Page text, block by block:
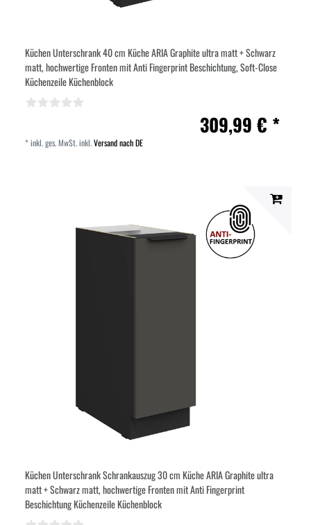
Küchen Unterschrank 40 cm Küche ARIA Graphite ultra matt + Schwarz
matt, hochwertige Fronten mit Anti Fingerprint Beschichtung, Soft-Close
Küchenzeile Küchenblock
309,99 € *
*inkl. ges. MwSt.inkl.Versand nach DE
Küchen Unterschrank Schrankauszug 30 cm Küche ARIA Graphite ultra
matt + Schwarz matt, hochwertige Fronten mit Anti Fingerprint
Beschichtung Küchenzeile Küchenblock